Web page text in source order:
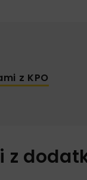
z KPO
z